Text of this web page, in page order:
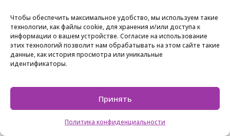
Чтобы обеспечить максимальное удобство, мы используем такие
технологии, как файлы cookie, для хранения и/или доступа к
информации о вашем устройстве. Согласие на использование
этих технологий позволит нам обрабатывать на этом сайте такие
данные, как история просмотра или уникальные
идентификаторы.
Принять
Политика конфиденциальности
Обратившись в SunliteBG, вы
сможете получить
профессиональную помощь в
вопросах аренды и покупки
Сравнение: SunliteBG и
другие агентства